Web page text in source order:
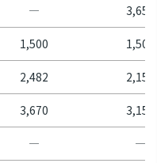
― 3,650
1,500 1,500
2,482 2,150
3,670 3,150
― ―